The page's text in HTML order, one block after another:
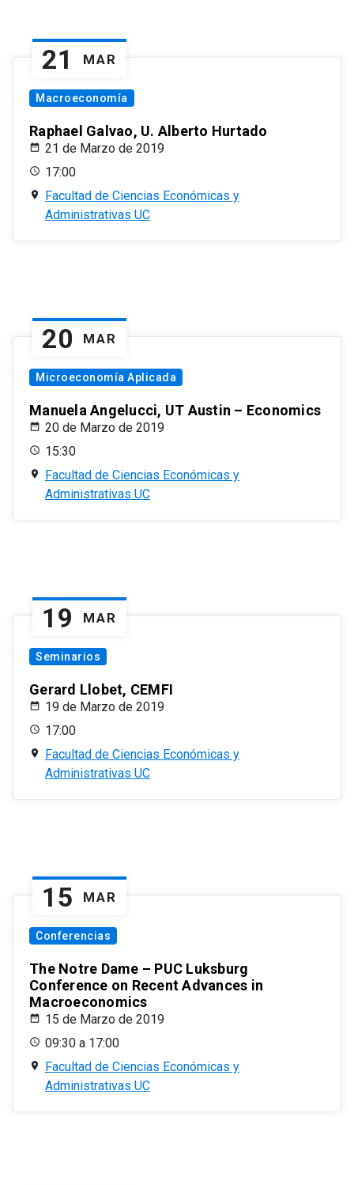
21 MAR
Macroeconomía
Raphael Galvao, U. Alberto Hurtado
21 de Marzo de 2019
17:00
Facultad de Ciencias Económicas y
Administrativas UC
20 MAR
Microeconomía Aplicada
Manuela Angelucci, UT Austin – Economics
20 de Marzo de 2019
15:30
Facultad de Ciencias Económicas y
Administrativas UC
19 MAR
Seminarios
Gerard Llobet, CEMFI
19 de Marzo de 2019
17:00
Facultad de Ciencias Económicas y
Administrativas UC
15 MAR
Conferencias
The Notre Dame – PUC Luksburg
Conference on Recent Advances in
Macroeconomics
15 de Marzo de 2019
09:30 a 17:00
Facultad de Ciencias Económicas y
Administrativas UC